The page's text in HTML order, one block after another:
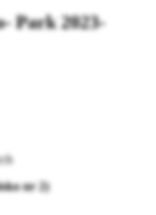
Park 2023-
nr 2)